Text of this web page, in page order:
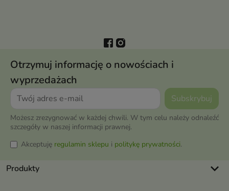
Otrzymuj informację o nowościach i
wyprzedażach
Możesz zrezygnować w każdej chwili. W tym celu należy odnaleźć
szczegóły w naszej informacji prawnej.
Akceptuję regulamin sklepu i politykę prywatności.
Produkty keyboard_arrow_down